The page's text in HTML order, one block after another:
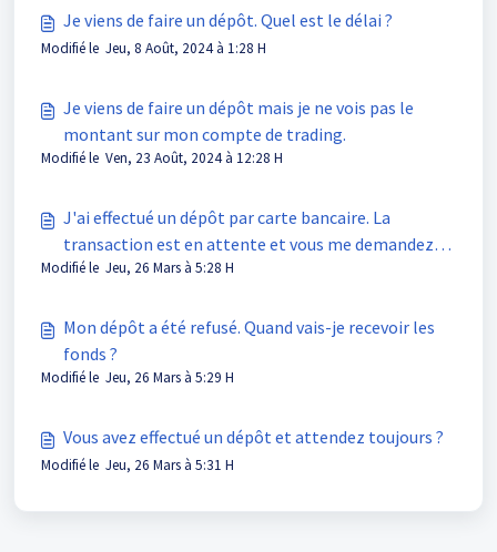
Je viens de faire un dépôt. Quel est le délai ?
Modifié le Jeu, 8 Août, 2024 à 1:28 H
Je viens de faire un dépôt mais je ne vois pas le
montant sur mon compte de trading.
Modifié le Ven, 23 Août, 2024 à 12:28 H
J'ai effectué un dépôt par carte bancaire. La
transaction est en attente et vous me demandez
d'envoyer une photo de ma CB. Est-ce normal?
Modifié le Jeu, 26 Mars à 5:28 H
Mon dépôt a été refusé. Quand vais-je recevoir les
fonds ?
Modifié le Jeu, 26 Mars à 5:29 H
Vous avez effectué un dépôt et attendez toujours ?
Modifié le Jeu, 26 Mars à 5:31 H